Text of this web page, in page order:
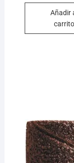
Añadir
carrito